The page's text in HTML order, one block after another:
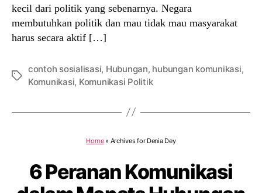
kecil dari politik yang sebenarnya. Negara
membutuhkan politik dan mau tidak mau masyarakat
harus secara aktif […]
Tags
contoh sosialisasi, Hubungan, hubungan komunikasi,
Komunikasi, Komunikasi Politik
Home» Archives for Denia Dey
6 Peranan Komunikasi